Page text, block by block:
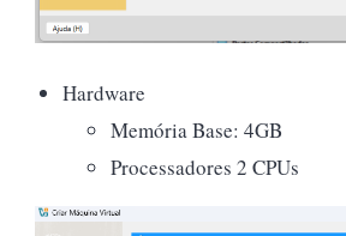
Hardware
Memória Base: 4GB
Processadores 2 CPUs